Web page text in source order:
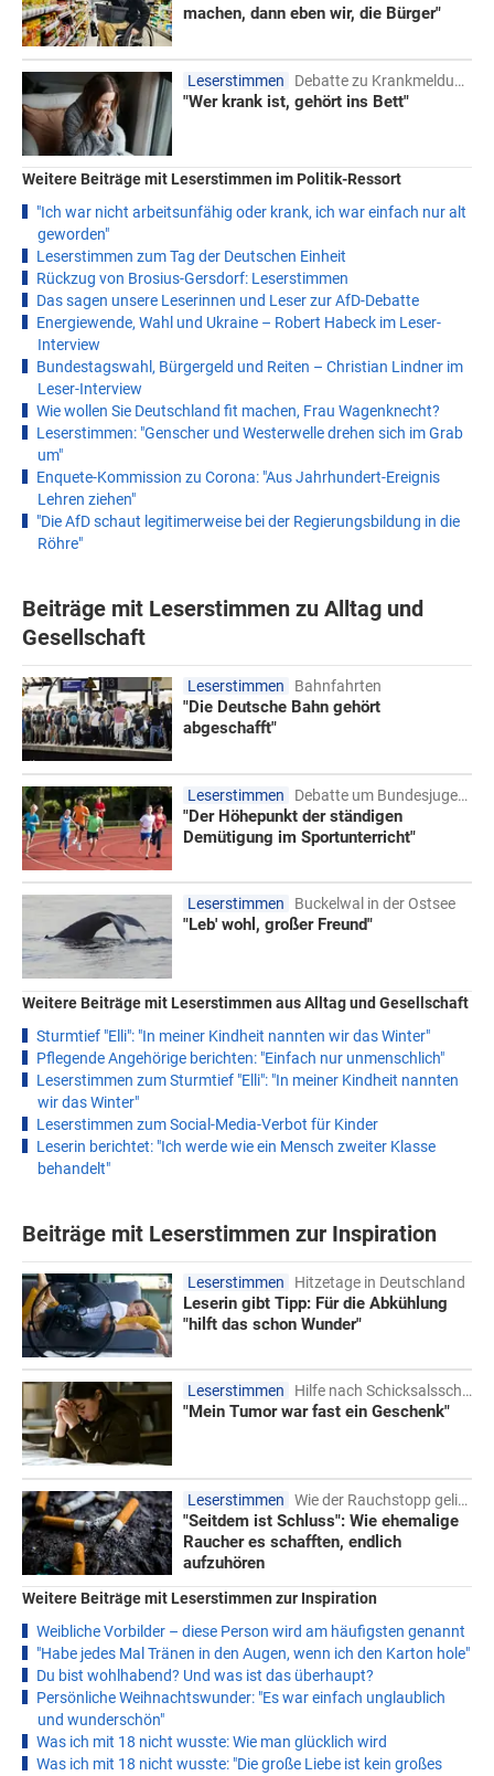
machen, dann eben wir, die Bürger"
Leserstimmen Debatte zu Krankmeldungen
"Wer krank ist, gehört ins Bett"
Weitere Beiträge mit Leserstimmen im Politik-Ressort
"Ich war nicht arbeitsunfähig oder krank, ich war einfach nur alt
geworden"
Leserstimmen zum Tag der Deutschen Einheit
Rückzug von Brosius-Gersdorf: Leserstimmen
Das sagen unsere Leserinnen und Leser zur AfD-Debatte
Energiewende, Wahl und Ukraine – Robert Habeck im Leser-
Interview
Bundestagswahl, Bürgergeld und Reiten – Christian Lindner im
Leser-Interview
Wie wollen Sie Deutschland fit machen, Frau Wagenknecht?
Leserstimmen: "Genscher und Westerwelle drehen sich im Grab
um"
Enquete-Kommission zu Corona: "Aus Jahrhundert-Ereignis
Lehren ziehen"
"Die AfD schaut legitimerweise bei der Regierungsbildung in die
Röhre"
Beiträge mit Leserstimmen zu Alltag und
Gesellschaft
Leserstimmen Bahnfahrten
"Die Deutsche Bahn gehört
abgeschafft"
Leserstimmen Debatte um Bundesjugendspiele
"Der Höhepunkt der ständigen
Demütigung im Sportunterricht"
Leserstimmen Buckelwal in der Ostsee
"Leb' wohl, großer Freund"
Weitere Beiträge mit Leserstimmen aus Alltag und Gesellschaft
Sturmtief "Elli": "In meiner Kindheit nannten wir das Winter"
Pflegende Angehörige berichten: "Einfach nur unmenschlich"
Leserstimmen zum Sturmtief "Elli": "In meiner Kindheit nannten
wir das Winter"
Leserstimmen zum Social-Media-Verbot für Kinder
Leserin berichtet: "Ich werde wie ein Mensch zweiter Klasse
behandelt"
Beiträge mit Leserstimmen zur Inspiration
Leserstimmen Hitzetage in Deutschland
Leserin gibt Tipp: Für die Abkühlung
"hilft das schon Wunder"
Leserstimmen Hilfe nach Schicksalsschlägen
"Mein Tumor war fast ein Geschenk"
Leserstimmen Wie der Rauchstopp gelingt
"Seitdem ist Schluss": Wie ehemalige
Raucher es schafften, endlich
aufzuhören
Weitere Beiträge mit Leserstimmen zur Inspiration
Weibliche Vorbilder – diese Person wird am häufigsten genannt
"Habe jedes Mal Tränen in den Augen, wenn ich den Karton hole"
Du bist wohlhabend? Und was ist das überhaupt?
Persönliche Weihnachtswunder: "Es war einfach unglaublich
und wunderschön"
Was ich mit 18 nicht wusste: Wie man glücklich wird
Was ich mit 18 nicht wusste: "Die große Liebe ist kein großes